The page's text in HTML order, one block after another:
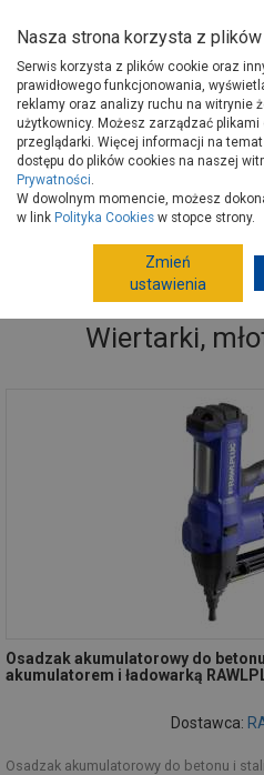
Strona główna Narzędzia
Wiertarki, młoty, wkrętarki
Wiertarki,
Osadzak akumulatorowy do
akumulatorem i ładowarką
Dostawca:
Osadzak akumulatorowy do betonu i
Nasza strona korzysta z
Serwis korzysta z plików cookie oraz
prawidłowego funkcjonowania,
reklamy oraz analizy ruchu na witrynie
użytkownicy. Możesz zarządzać
przeglądarki. Więcej informacji na
dostępu do plików cookies na naszej
Prywatności.
W dowolnym momencie, możesz
w link Polityka Cookies w stopce strony.
Zmień
ustawienia